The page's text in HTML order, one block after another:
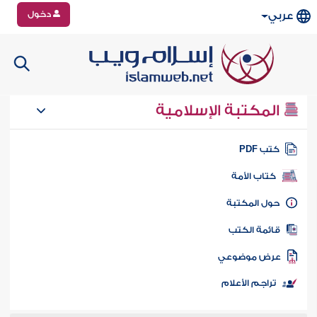
عربي دخول
المكتبة الإسلامية
كتب PDF
كتاب الأمة
المكتبة
الكتب
موضوعي